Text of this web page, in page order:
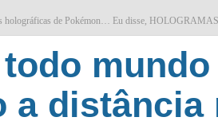
holográficas de Pokémon… Eu disse,
a distância